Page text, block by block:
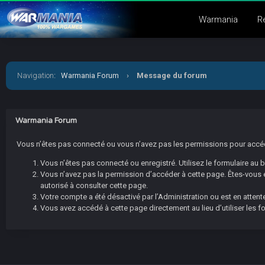
Warmania
Navigation: Warmania Forum › Message du forum
Warmania Forum
Vous n’êtes pas connecté ou vous n’avez pas les permissions pour
Vous n’êtes pas connecté ou enregistré. Utilisez le formulaire au
Vous n’avez pas la permission d’accéder à cette page. Êtes-
autorisé à consulter cette page.
Votre compte a été désactivé par l’Administration ou est en
Vous avez accédé à cette page directement au lieu d’utiliser les